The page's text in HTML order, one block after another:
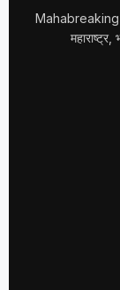
Mahabreaking हे